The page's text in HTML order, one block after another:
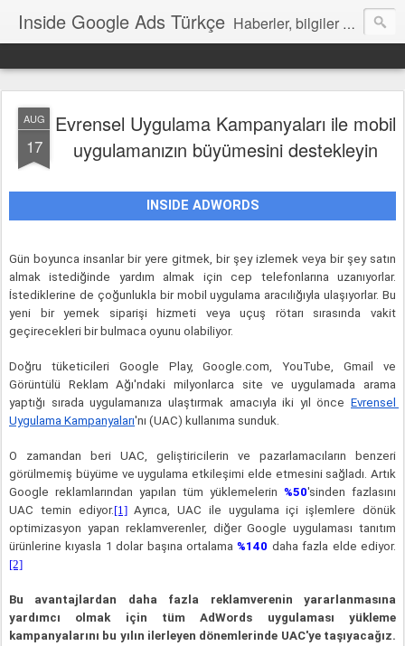
Inside Google Ads Türkçe Haberler, bilgiler ve ipuçları içeren Google Ads Resmi Blogu
AUG
17
Evrensel Uygulama Kampanyaları ile mobil
uygulamanızın büyümesini destekleyin
INSIDE ADWORDS
Gün boyunca insanlar bir yere gitmek, bir şey izlemek veya bir şey satın
almak istediğinde yardım almak için cep telefonlarına uzanıyorlar.
İstediklerine de çoğunlukla bir mobil uygulama aracılığıyla ulaşıyorlar. Bu
yeni bir yemek siparişi hizmeti veya uçuş rötarı sırasında vakit
geçirecekleri bir bulmaca oyunu olabiliyor.
Doğru tüketicileri Google Play, Google.com, YouTube, Gmail ve
Görüntülü Reklam Ağı'ndaki milyonlarca site ve uygulamada arama
yaptığı sırada uygulamanıza ulaştırmak amacıyla iki yıl önce Evrensel
Uygulama Kampanyaları'nı (UAC) kullanıma sunduk.
O zamandan beri UAC, geliştiricilerin ve pazarlamacıların benzeri
görülmemiş büyüme ve uygulama etkileşimi elde etmesini sağladı. Artık
Google reklamlarından yapılan tüm yüklemelerin %50'sinden fazlasını
UAC temin ediyor.[1] Ayrıca, UAC ile uygulama içi işlemlere dönük
optimizasyon yapan reklamverenler, diğer Google uygulaması tanıtım
ürünlerine kıyasla 1 dolar başına ortalama %140 daha fazla elde ediyor.
[2]
Bu avantajlardan daha fazla reklamverenin yararlanmasına
yardımcı olmak için tüm AdWords uygulaması yükleme
kampanyalarını bu yılın ilerleyen dönemlerinde UAC'ye taşıyacağız.